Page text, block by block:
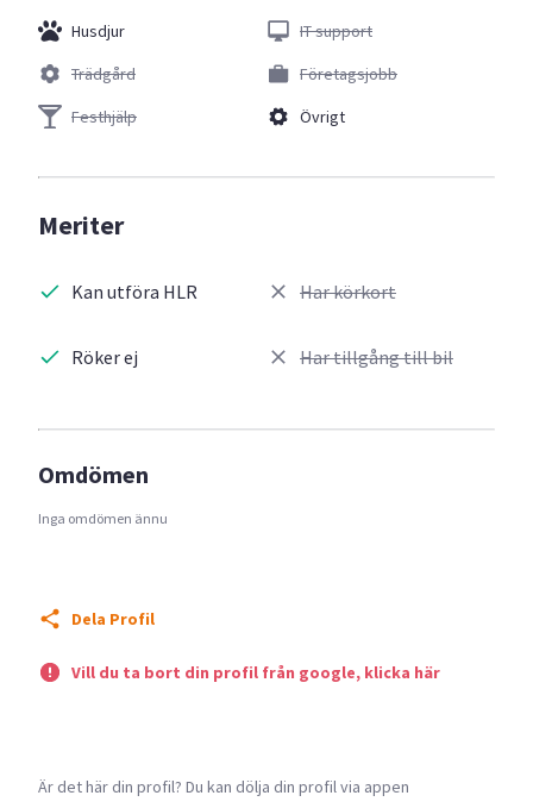
Husdjur
Trädgård
Festhjälp
IT support
Företagsjobb
Övrigt
Meriter
Kan utföra HLR
Röker ej
Har körkort
Har tillgång till bil
Omdömen
Inga omdömen ännu
Dela Profil
Vill du ta bort din profil från google, klicka här
Är det här din profil? Du kan dölja din profil via appen